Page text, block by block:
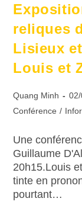
reliques
Lisieux
Louis et
Quang Minh
Conférence /
Une
Guillaume
20h15.Louis
tinte en
pourtant…